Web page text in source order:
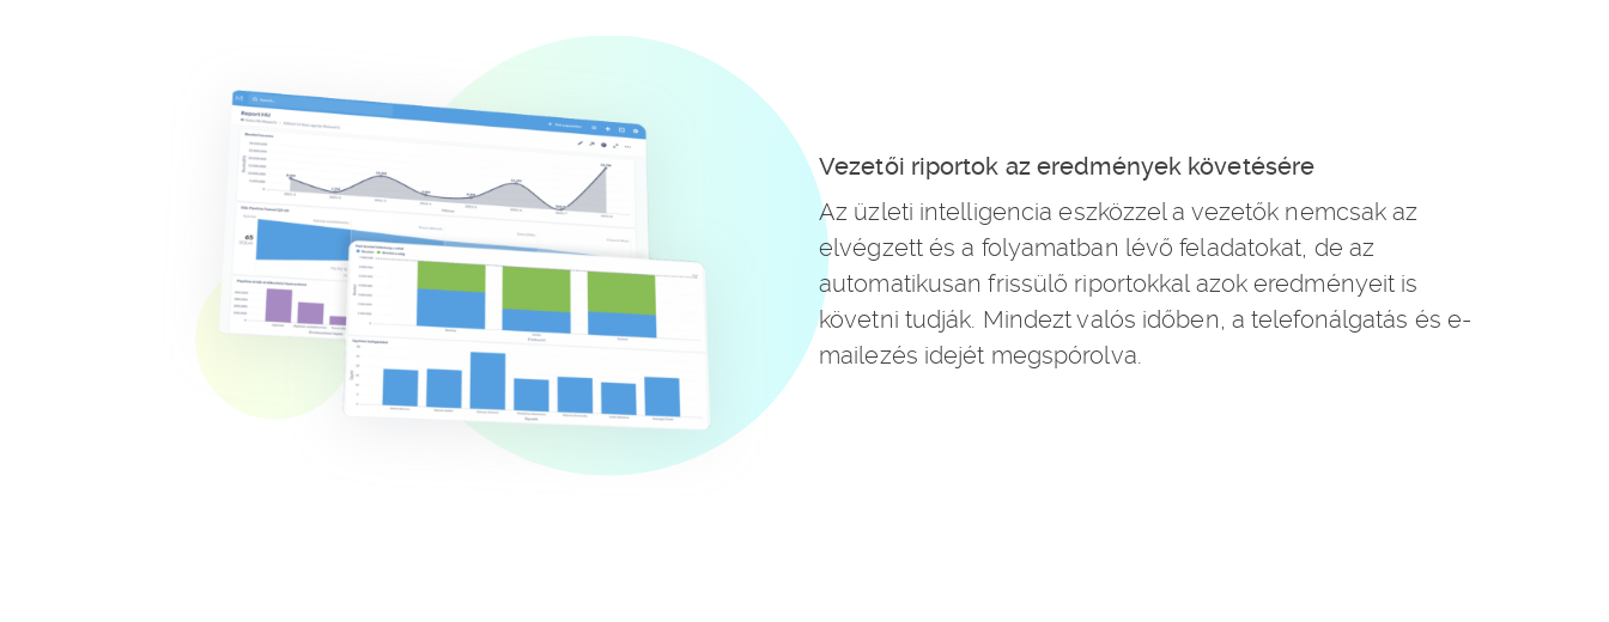
Vezetői riportok az eredmények követésére
Az üzleti intelligencia eszközzel a vezetők nemcsak az
elvégzett és a folyamatban lévő feladatokat, de az
automatikusan frissülő riportokkal azok eredményeit is
követni tudják. Mindezt valós időben, a telefonálgatás és e-
mailezés idejét megspórolva.